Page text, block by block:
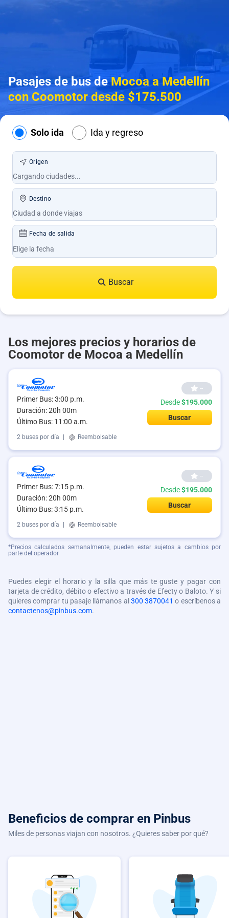
Pasajes de bus deMocoa a Medellín
con Coomotor desde $175.500
Solo ida Ida y regreso
Origen
Destino
Fecha de salida
Buscar
Los mejores precios y horarios de
Coomotor de Mocoa a Medellín
Primer Bus: 3:00 p.m.
Duración: 20h 00m
Último Bus: 11:00 a.m.
--
Desde$195.000
Buscar
2 buses por día Reembolsable
Primer Bus: 7:15 p.m.
Duración: 20h 00m
Último Bus: 3:15 p.m.
--
Desde$195.000
Buscar
2 buses por día Reembolsable
*Precios calculados semanalmente, pueden estar sujetos a cambios por
parte del operador
Puedes elegir el horario y la silla que más te guste y pagar con
tarjeta de crédito, débito o efectivo a través de Efecty o Baloto. Y si
quieres comprar tu pasaje llámanos al 300 3870041 o escríbenos a
contactenos@pinbus.com.
Beneficios de comprar en Pinbus
Miles de personas viajan con nosotros. ¿Quieres saber por qué?